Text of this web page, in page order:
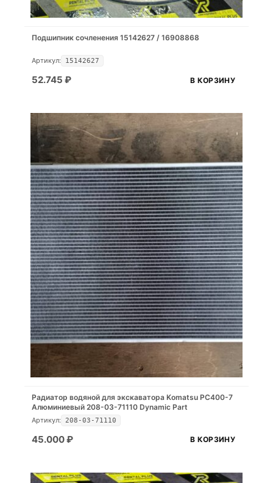
Подшипник сочленения 15142627 / 16908868
Артикул: 15142627
52.745 ₽ В КОРЗИНУ
Радиатор водяной для экскаватора Komatsu PC400-7
Алюминиевый 208-03-71110 Dynamic Part
Артикул: 208-03-71110
45.000₽ В КОРЗИНУ